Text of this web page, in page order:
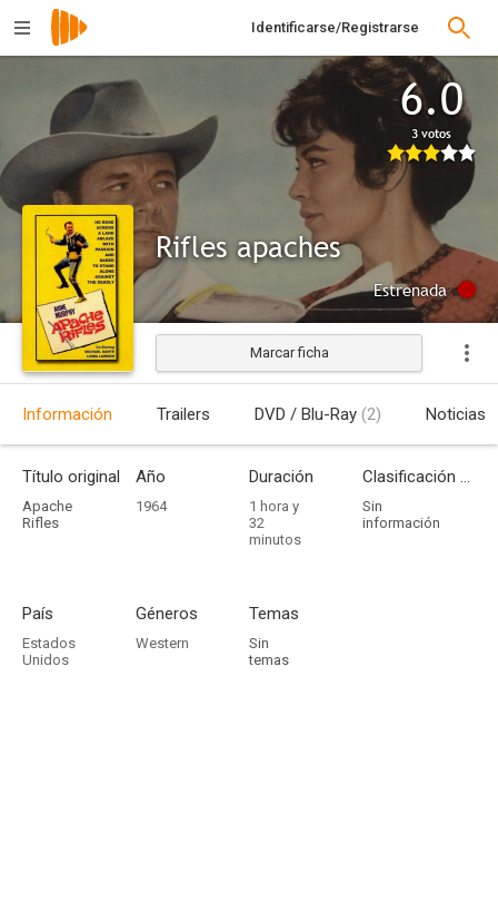
Identificarse/Registrarse
6.0
3 votos
Rifles apaches
Estrenada
Marcar ficha
Información Trailers DVD / Blu-Ray (2) Noticias
Título original
Apache
Rifles
Año
1964
Duración
1 hora y
32
minutos
Clasificación por edades
Sin
información
País
Estados
Unidos
Géneros
Western
Temas
Sin
temas